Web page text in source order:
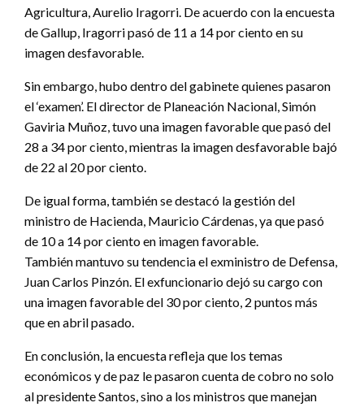
Agricultura, Aurelio Iragorri. De acuerdo con la encuesta
de Gallup, Iragorri pasó de 11 a 14 por ciento en su
imagen desfavorable.
Sin embargo, hubo dentro del gabinete quienes pasaron
el ‘examen’. El director de Planeación Nacional, Simón
Gaviria Muñoz, tuvo una imagen favorable que pasó del
28 a 34 por ciento, mientras la imagen desfavorable bajó
de 22 al 20 por ciento.
De igual forma, también se destacó la gestión del
ministro de Hacienda, Mauricio Cárdenas, ya que pasó
de 10 a 14 por ciento en imagen favorable.
También mantuvo su tendencia el exministro de Defensa,
Juan Carlos Pinzón. El exfuncionario dejó su cargo con
una imagen favorable del 30 por ciento, 2 puntos más
que en abril pasado.
En conclusión, la encuesta refleja que los temas
económicos y de paz le pasaron cuenta de cobro no solo
al presidente Santos, sino a los ministros que manejan